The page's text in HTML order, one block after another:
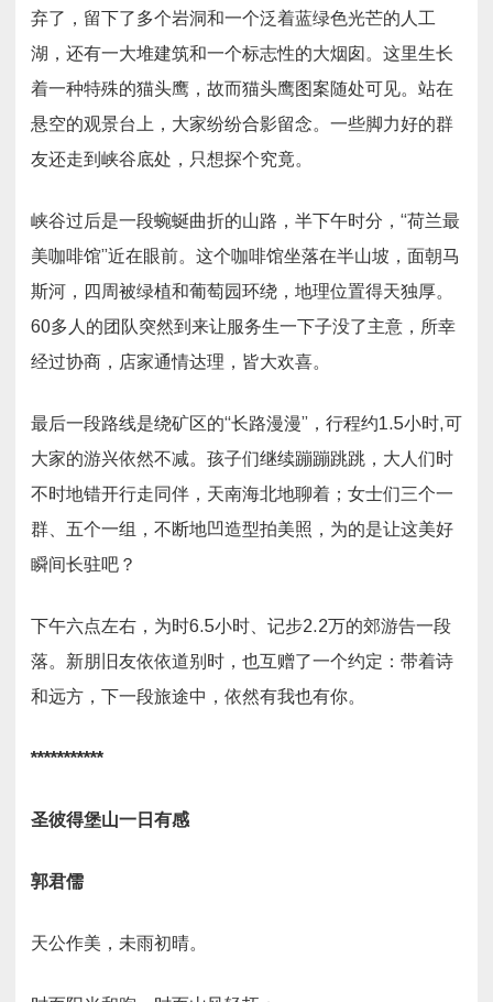
弃了，留下了多个岩洞和一个泛着蓝绿色光芒的人工
湖，还有一大堆建筑和一个标志性的大烟囱。这里生长
着一种特殊的猫头鹰，故而猫头鹰图案随处可见。站在
悬空的观景台上，大家纷纷合影留念。一些脚力好的群
友还走到峡谷底处，只想探个究竟。
峡谷过后是一段蜿蜒曲折的山路，半下午时分，“荷兰最
美咖啡馆”近在眼前。这个咖啡馆坐落在半山坡，面朝马
斯河，四周被绿植和葡萄园环绕，地理位置得天独厚。
60多人的团队突然到来让服务生一下子没了主意，所幸
经过协商，店家通情达理，皆大欢喜。
最后一段路线是绕矿区的“长路漫漫”，行程约1.5小时,可
大家的游兴依然不减。孩子们继续蹦蹦跳跳，大人们时
不时地错开行走同伴，天南海北地聊着；女士们三个一
群、五个一组，不断地凹造型拍美照，为的是让这美好
瞬间长驻吧？
下午六点左右，为时6.5小时、记步2.2万的郊游告一段
落。新朋旧友依依道别时，也互赠了一个约定：带着诗
和远方，下一段旅途中，依然有我也有你。
***********
圣彼得堡山一日有感
郭君儒
天公作美，未雨初晴。